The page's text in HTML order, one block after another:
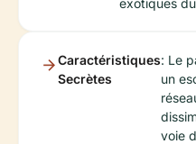
exotiques
Caractéristiques
Secrètes
: Le
un
voie